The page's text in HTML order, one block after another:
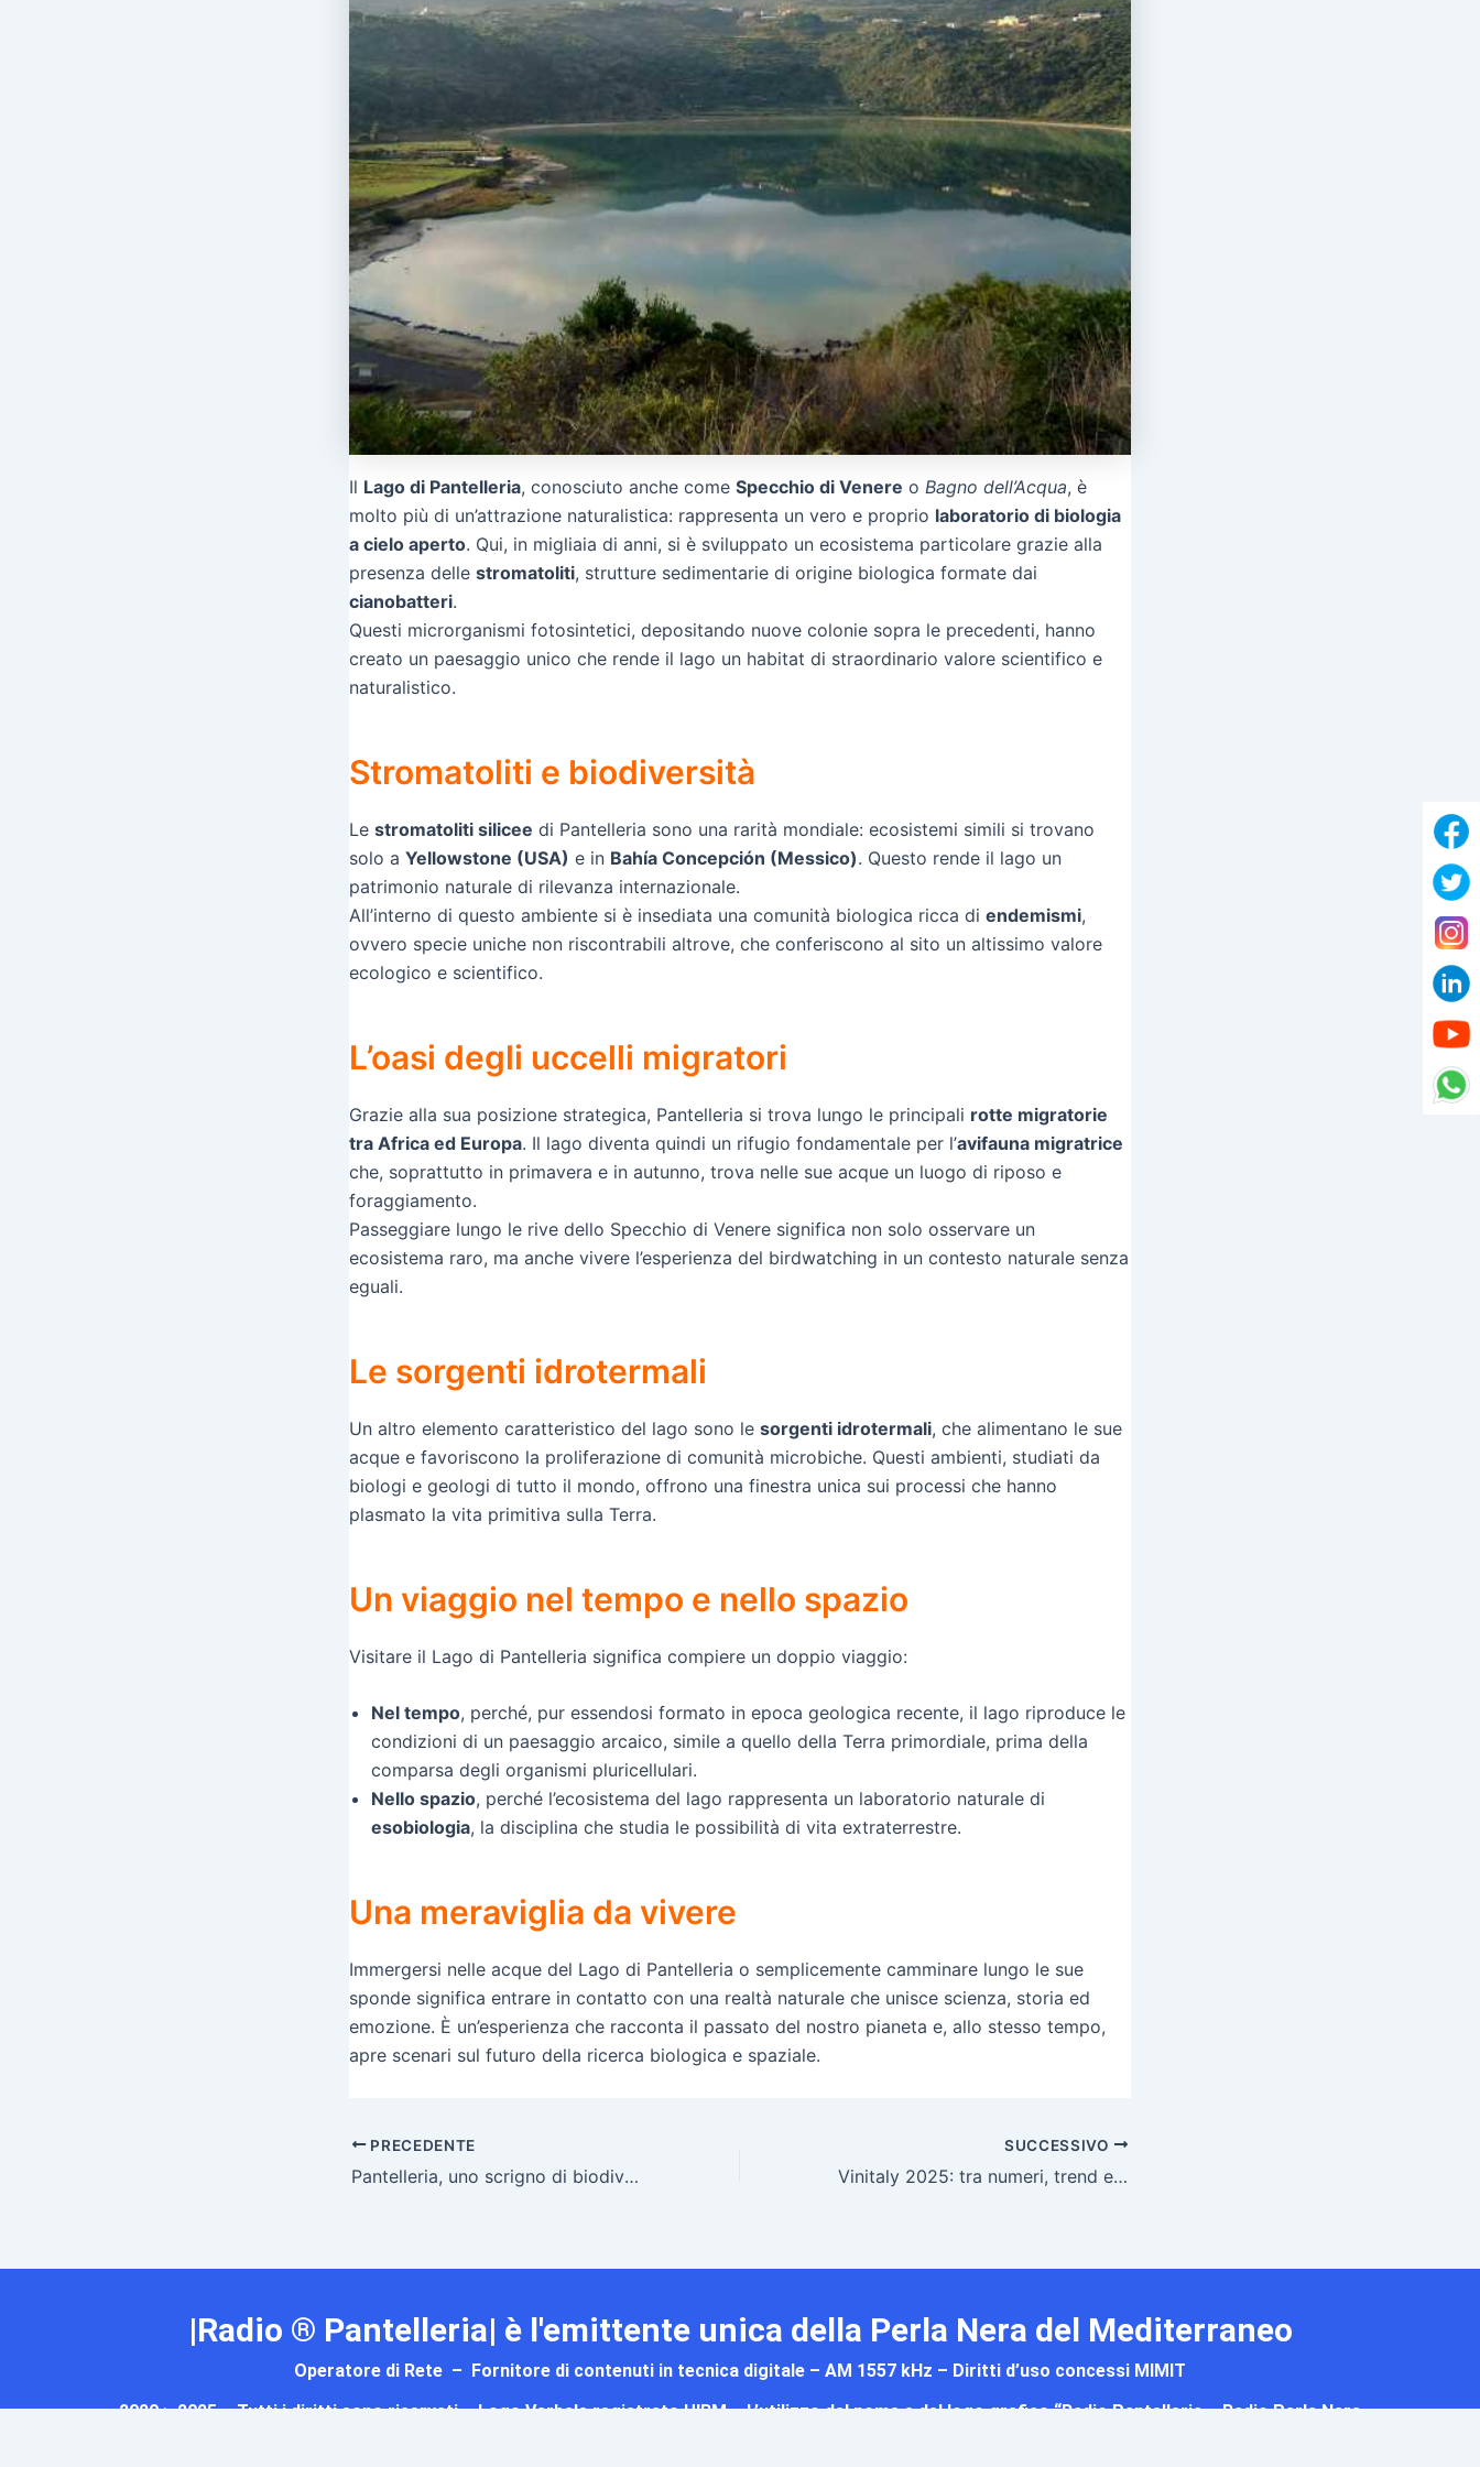
Il Lago di Pantelleria, conosciuto anche come Specchio di Venere o Bagno dell’Acqua, è
molto più di un’attrazione naturalistica: rappresenta un vero e proprio laboratorio di biologia
a cielo aperto. Qui, in migliaia di anni, si è sviluppato un ecosistema particolare grazie alla
presenza delle stromatoliti, strutture sedimentarie di origine biologica formate dai
cianobatteri.
Questi microrganismi fotosintetici, depositando nuove colonie sopra le precedenti, hanno
creato un paesaggio unico che rende il lago un habitat di straordinario valore scientifico e
naturalistico.
Stromatoliti e biodiversità
Le stromatoliti silicee di Pantelleria sono una rarità mondiale: ecosistemi simili si trovano
solo a Yellowstone (USA) e in Bahía Concepción (Messico). Questo rende il lago un
patrimonio naturale di rilevanza internazionale.
All’interno di questo ambiente si è insediata una comunità biologica ricca di endemismi,
ovvero specie uniche non riscontrabili altrove, che conferiscono al sito un altissimo valore
ecologico e scientifico.
L’oasi degli uccelli migratori
Grazie alla sua posizione strategica, Pantelleria si trova lungo le principali rotte migratorie
tra Africa ed Europa. Il lago diventa quindi un rifugio fondamentale per l’avifauna migratrice
che, soprattutto in primavera e in autunno, trova nelle sue acque un luogo di riposo e
foraggiamento.
Passeggiare lungo le rive dello Specchio di Venere significa non solo osservare un
ecosistema raro, ma anche vivere l’esperienza del birdwatching in un contesto naturale senza
eguali.
Le sorgenti idrotermali
Un altro elemento caratteristico del lago sono le sorgenti idrotermali, che alimentano le sue
acque e favoriscono la proliferazione di comunità microbiche. Questi ambienti, studiati da
biologi e geologi di tutto il mondo, offrono una finestra unica sui processi che hanno
plasmato la vita primitiva sulla Terra.
Un viaggio nel tempo e nello spazio
Visitare il Lago di Pantelleria significa compiere un doppio viaggio:
Nel tempo, perché, pur essendosi formato in epoca geologica recente, il lago riproduce le
condizioni di un paesaggio arcaico, simile a quello della Terra primordiale, prima della
comparsa degli organismi pluricellulari.
Nello spazio, perché l’ecosistema del lago rappresenta un laboratorio naturale di
esobiologia, la disciplina che studia le possibilità di vita extraterrestre.
Una meraviglia da vivere
Immergersi nelle acque del Lago di Pantelleria o semplicemente camminare lungo le sue
sponde significa entrare in contatto con una realtà naturale che unisce scienza, storia ed
emozione. È un’esperienza che racconta il passato del nostro pianeta e, allo stesso tempo,
apre scenari sul futuro della ricerca biologica e spaziale.
PRECEDENTE
Pantelleria, uno scrigno di biodiversità | 𝐑𝐀𝐃𝐈𝐎 ® 𝐏𝐀𝐍𝐓𝐄𝐋𝐋𝐄𝐑𝐈𝐀
SUCCESSIVO
Vinitaly 2025: tra numeri, trend e Pantelleria|𝐑𝐀𝐃𝐈𝐎 ® 𝐏𝐀𝐍𝐓𝐄𝐋𝐋𝐄𝐑𝐈𝐀
|Radio ® Pantelleria| è l'emittente unica della Perla Nera del Mediterraneo
Operatore di Rete – Fornitore di contenuti in tecnica digitale – AM 1557 kHz – Diritti d’uso concessi MIMIT
2020 > 2025 – Tutti i diritti sono riservati – Logo Verbale registrato UIBM – L’utilizzo del nome e del logo grafico “Radio Pantelleria – Radio Perla Nera